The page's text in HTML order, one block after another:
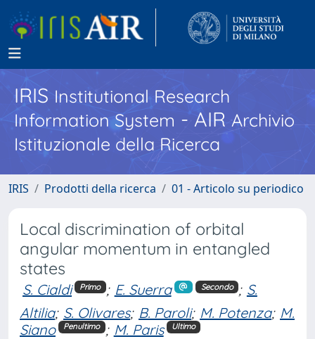
IRISInstitutional Research
Information System - AIR Archivio
Istituzionale della Ricerca
IRIS Prodotti della ricerca 01 - Articolo su periodico
Local discrimination of orbital
angular momentum in entangled
states
S. Cialdi Primo ; E. Suerra Secondo ; S.
Altilia; S. Olivares; B. Paroli; M. Potenza; M.
Siano
Penultimo ; M. Paris Ultimo